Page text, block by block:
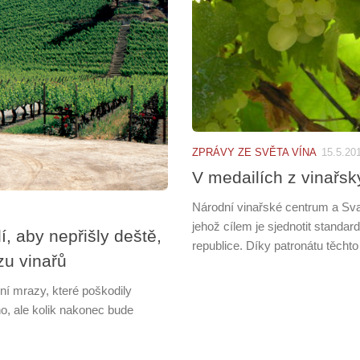
aby nepřišly deště,
vinařů
mrazy, které poškodily
ale kolik nakonec bude
ZPRÁVY ZE SVĚTA VÍNA
V medailích z
Národní vinařské centrum a
jehož cílem je sjednotit
republice. Díky patronátu